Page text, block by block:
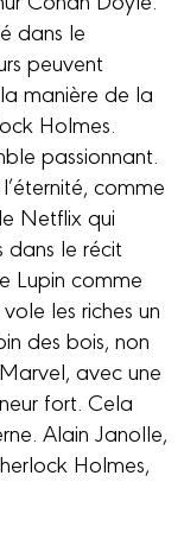
dans le
peuvent
manière de la
Holmes.
passionnant.
comme
Netflix qui
le récit
Lupin comme
les riches un
des bois, non
avec une
fort. Cela
Alain Janolle,
Holmes,